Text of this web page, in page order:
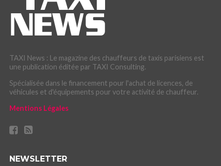
TAXI News : Le magazine des chauffeurs de taxis parisiens est
une publication éditée par TAXI Consulting.
Spécialisée dans le financement pour l'achat de licences, de
véhicules et d'équipements pour votre activité de chauffeur.
Mentions Légales
NEWSLETTER